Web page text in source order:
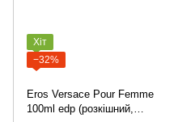
Хіт
−32%
Eros Versace Pour Femme
100ml edp (розкішний,